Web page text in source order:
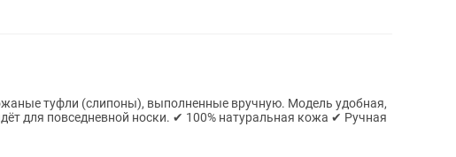
туфли (слипоны), выполненные вручную. Модель удобная,
для повседневной носки. ✔ 100% натуральная кожа ✔ Ручная